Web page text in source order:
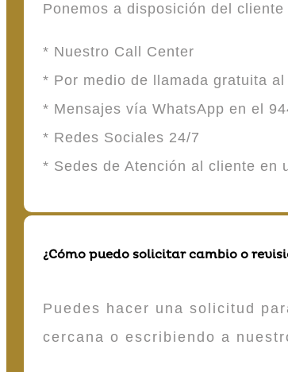
Ponemos a disposición del
* Nuestro Call Center
* Por medio de llamada gratuita
* Mensajes vía WhatsApp en el
* Redes Sociales 24/7
* Sedes de Atención al cliente en
¿Cómo puedo solicitar cambio o
Puedes hacer una solicitud
cercana o escribiendo a